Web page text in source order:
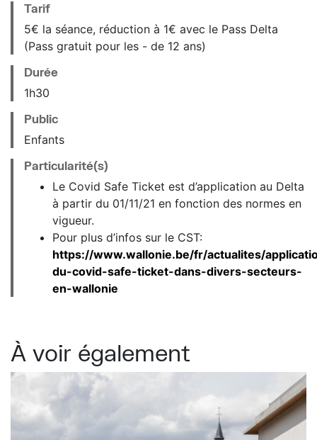
Tarif
5€ la séance, réduction à 1€ avec le Pass Delta
(Pass gratuit pour les - de 12 ans)
Durée
1h30
Public
Enfants
Particularité(s)
Le Covid Safe Ticket est d’application au Delta
à partir du 01/11/21 en fonction des normes en
vigueur.
Pour plus d’infos sur le CST:
https://www.wallonie.be/fr/actualites/
du-covid-safe-ticket-dans-divers-secteurs-
en-wallonie
À voir également